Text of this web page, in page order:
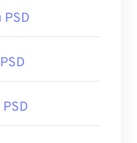
die
).
PSD